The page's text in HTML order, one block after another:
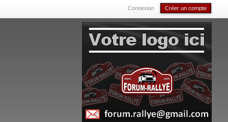
Connexion Créer un compte